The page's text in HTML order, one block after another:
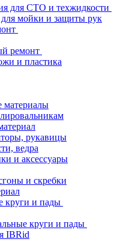
для СТО и техжидкости
для мойки и защиты рук
ремонт
и пластика
рукавицы
ведра
и аксессуары
и скребки
круги и пады
круги и пады
IBRid